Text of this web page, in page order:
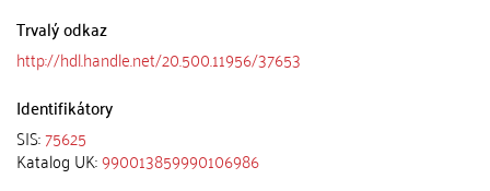
Trvalý odkaz
http://hdl.handle.net/20.500.11956/37653
Identifikátory
SIS:75625
Katalog UK:990013859990106986